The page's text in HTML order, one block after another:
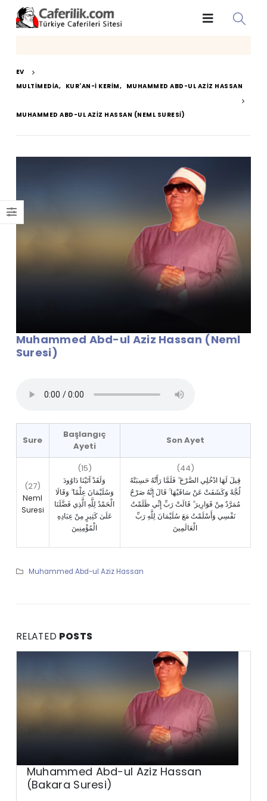
EV
MULTIMEDIA, KUR'AN-I KERIM, MUHAMMED ABD-UL AZIZ HASSAN
MUHAMMED ABD-UL AZIZ HASSAN (NEML SURESI)
Muhammed Abd-ul Aziz Hassan (Neml
Suresi)
Sure
Başlangıç
Ayeti
Son Ayet
(27)
Neml
Suresi
(15)
وَلَقَدْ آتَيْنَا دَاوُودَ
وَسُلَيْمَانَ عِلْمًا ۖ وَقَالَا
الْحَمْدُ لِلَّهِ الَّذِي فَضَّلَنَا
عَلَىٰ كَثِيرٍ مِنْ عِبَادِهِ
الْمُؤْمِنِينَ
(44)
قِيلَ لَهَا ادْخُلِي الصَّرْحَ ۖ فَلَمَّا رَأَتْهُ حَسِبَتْهُ
لُجَّةً وَكَشَفَتْ عَنْ سَاقَيْهَا ۚ قَالَ إِنَّهُ صَرْحٌ
مُمَرَّدٌ مِنْ قَوَارِيرَ ۗ قَالَتْ رَبِّ إِنِّي ظَلَمْتُ
نَفْسِي وَأَسْلَمْتُ مَعَ سُلَيْمَانَ لِلَّهِ رَبِّ
الْعَالَمِينَ
Muhammed Abd-ul Aziz Hassan
RELATED POSTS
Muhammed Abd-ul Aziz Hassan
(Bakara Suresi)